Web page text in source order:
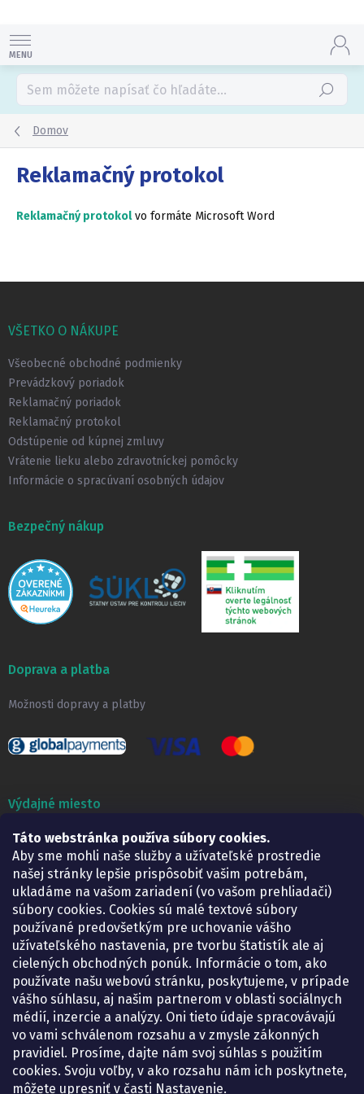
Táto webstránka používa súbory cookies.
Aby sme mohli naše služby a užívateľské prostredie
našej stránky lepšie prispôsobiť vašim potrebám,
ukladáme na vašom zariadení (vo vašom prehliadači)
súbory cookies. Cookies sú malé textové súbory
používané predovšetkým pre uchovanie vášho
užívateľského nastavenia, pre tvorbu štatistík ale aj
cielených obchodných ponúk. Informácie o tom, ako
používate našu webovú stránku, poskytujeme, v prípade
vášho súhlasu, aj našim partnerom v oblasti sociálnych
médií, inzercie a analýzy. Oni tieto údaje spracovávajú
vo vami schválenom rozsahu a v zmysle zákonných
pravidiel. Prosíme, dajte nám svoj súhlas s použitím
cookies. Svoju voľby, v ako rozsahu nám ich poskytnete,
môžete upresniť v časti Nastavenie.
obsah
Hľadať
Domov
Reklamačný protokol
Reklamačný protokolvo formáte Microsoft Word
pVŠETKO O NÁKUPE
Všeobecné obchodné podmienky
Prevádzkový poriadok
Reklamačný poriadok
Reklamačný protokol
Odstúpenie od kúpnej zmluvy
Vrátenie lieku alebo zdravotníckej pomôcky
Informácie o spracúvaní osobných údajov
Bezpečný nákup
Doprava a platba
Možnosti dopravy a platby
Výdajné miesto
Lekáreň ADONAI
Košice – Smetanova 2
Pondelok:
07.30 – 15.30 h.
Utorok:
07.30 – 16.00 h.
Streda:
07.30 – 16.00 h.
Štvrtok:
07.30 – 15.30 h.
Piatok:
07.30 – 15.30 h.
KONTAKT
eshop@lekarenadonai.sk
+421 948 203 203
Nájdete nás na Facebooku.
lekarenadonai/